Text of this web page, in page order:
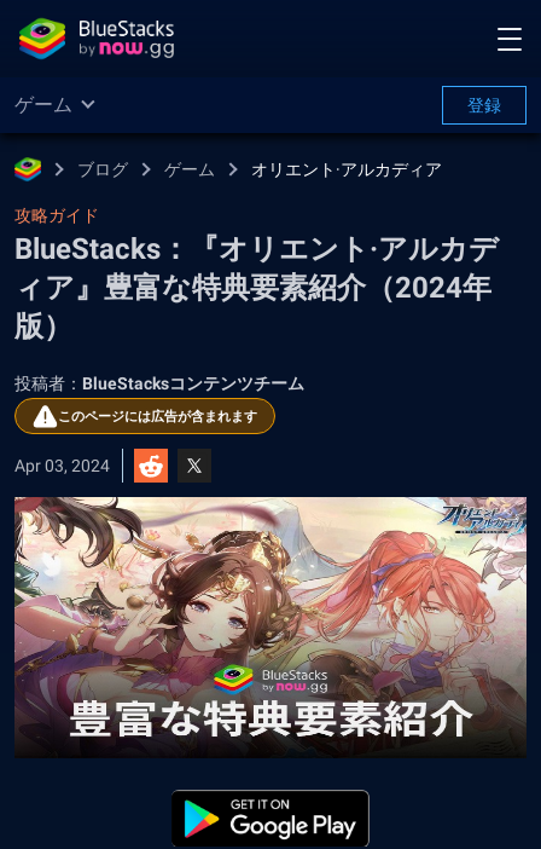
ゲーム 登録
ブログ ゲーム オリエント·アルカディア
攻略ガイド
BlueStacks：『オリエント·アルカデ
ィア』豊富な特典要素紹介（2024年
版）
投稿者： BlueStacksコンテンツチーム
このページには広告が含まれます
Apr 03, 2024